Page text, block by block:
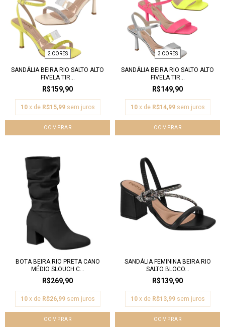
2 CORES
SANDÁLIA BEIRA RIO SALTO ALTO
FIVELA TIR...
R$159,90
10 x de R$15,99 sem juros
COMPRAR
3 CORES
SANDÁLIA BEIRA RIO SALTO ALTO
FIVELA TIR...
R$149,90
10 x de R$14,99 sem juros
COMPRAR
BOTA BEIRA RIO PRETA CANO
MÉDIO SLOUCH C...
R$269,90
10 x de R$26,99 sem juros
COMPRAR
SANDÁLIA FEMININA BEIRA RIO
SALTO BLOCO...
R$139,90
10 x de R$13,99 sem juros
COMPRAR